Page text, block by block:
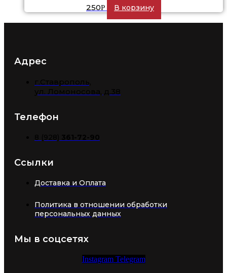
250Р В корзину
Адрес
Телефон
Ссылки
Доставка и Оплата
Политика в отношении обработки
персональных данных
Мы в соцсетях
Instagram Telegram